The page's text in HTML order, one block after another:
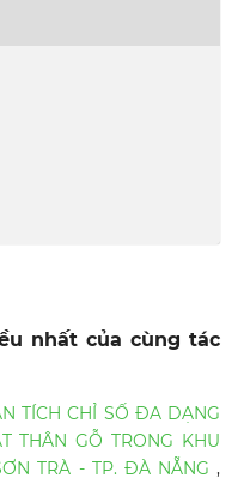
nhất của cùng tác
TÍCH CHỈ SỐ ĐA DẠNG
THÂN GỖ TRONG KHU
TRÀ - TP. ĐÀ NẴNG,